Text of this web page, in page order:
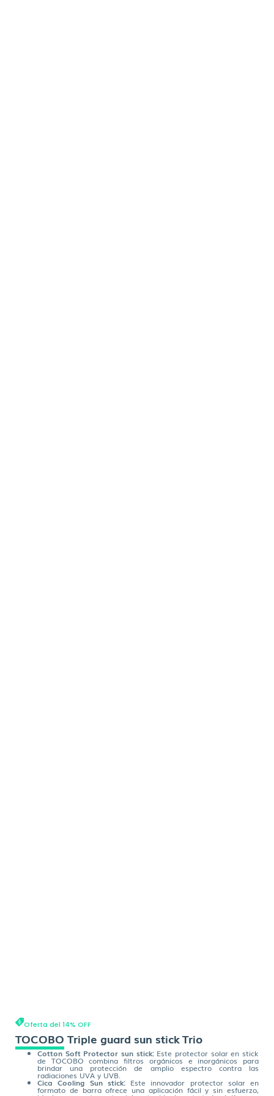
Oferta del 14% OFF
TOCOBO Triple guard sun stick Trio
Cotton Soft Protector sun stick: Este protector solar en stick
de TOCOBO combina filtros orgánicos e inorgánicos para
brindar una protección de amplio espectro contra las
radiaciones UVA y UVB.
Cica Cooling Sun stick: Este innovador protector solar en
formato de barra ofrece una aplicación fácil y sin esfuerzo,